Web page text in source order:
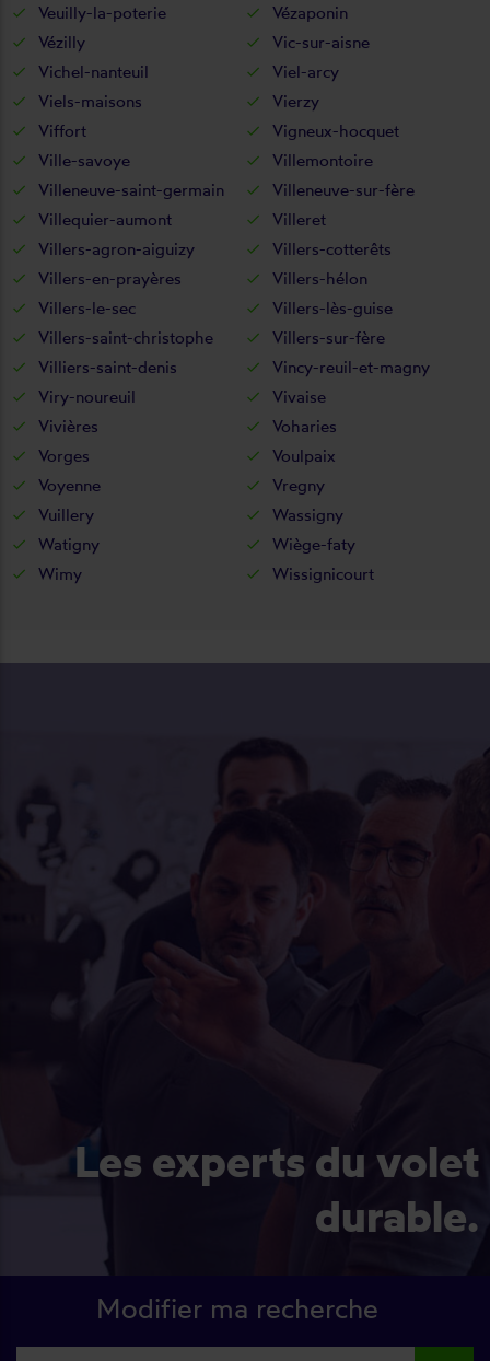
Veuilly-la-poterie
Vézaponin
Vézilly
Vic-sur-aisne
Vichel-nanteuil
Viel-arcy
Viels-maisons
Vierzy
Viffort
Vigneux-hocquet
Ville-savoye
Villemontoire
Villeneuve-saint-germain
Villeneuve-sur-fère
Villequier-aumont
Villeret
Villers-agron-aiguizy
Villers-cotterêts
Villers-en-prayères
Villers-hélon
Villers-le-sec
Villers-lès-guise
Villers-saint-christophe
Villers-sur-fère
Villiers-saint-denis
Vincy-reuil-et-magny
Viry-noureuil
Vivaise
Vivières
Voharies
Vorges
Voulpaix
Voyenne
Vregny
Vuillery
Wassigny
Watigny
Wiège-faty
Wimy
Wissignicourt
Les experts du volet
durable.
Modifier ma recherche